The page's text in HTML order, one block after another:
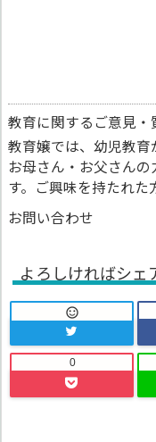
教育に関するご意見
教育嬢では、幼児教
お母さん・お父さん
す。ご興味を持たれた
お問い合わせ
よろしければシェ

0